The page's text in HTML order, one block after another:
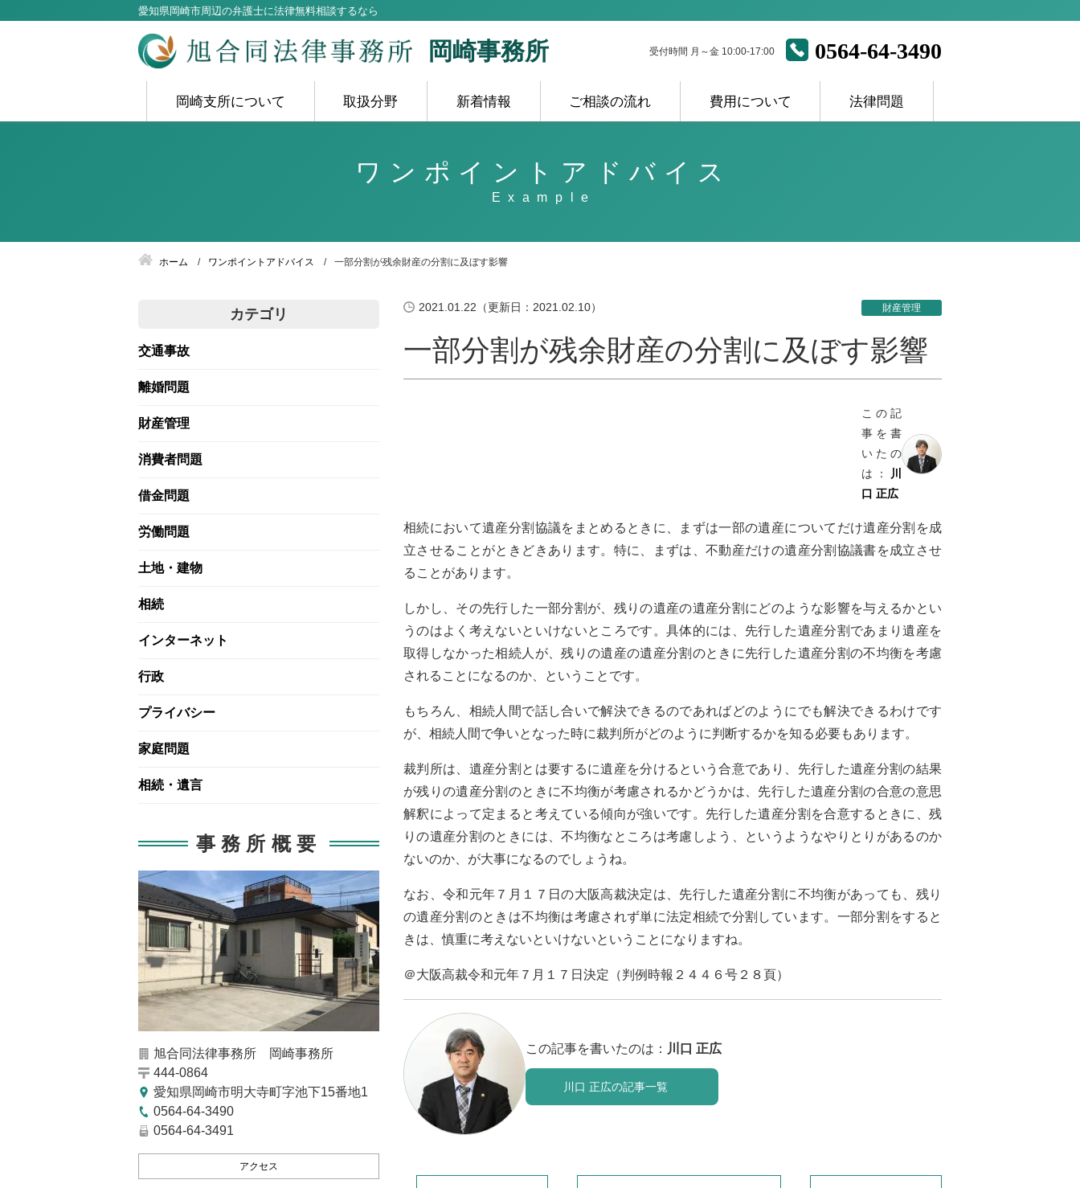
愛知県岡崎市周辺の弁護士に法律無料相談するなら
岡崎事務所 受付時間 月～金 10:00-17:00 0564-64-3490
岡崎支所について 取扱分野 新着情報 ご相談の流れ 費用について 法律問題
ワンポイントアドバイス
ホーム ワンポイントアドバイス 一部分割が残余財産の分割に及ぼす影響
2021.01.22（更新日：2021.02.10） 財産管理
一部分割が残余財産の分割に及ぼす影響
この記
事を書
いたの
は：
川
口 正広
相続において遺産分割協議をまとめるときに、まずは一部の遺産についてだけ遺産分割を成
立させることがときどきあります。特に、まずは、不動産だけの遺産分割協議書を成立させ
ることがあります。
しかし、その先行した一部分割が、残りの遺産の遺産分割にどのような影響を与えるかとい
うのはよく考えないといけないところです。具体的には、先行した遺産分割であまり遺産を
取得しなかった相続人が、残りの遺産の遺産分割のときに先行した遺産分割の不均衡を考慮
されることになるのか、ということです。
もちろん、相続人間で話し合いで解決できるのであればどのようにでも解決できるわけです
が、相続人間で争いとなった時に裁判所がどのように判断するかを知る必要もあります。
裁判所は、遺産分割とは要するに遺産を分けるという合意であり、先行した遺産分割の結果
が残りの遺産分割のときに不均衡が考慮されるかどうかは、先行した遺産分割の合意の意思
解釈によって定まると考えている傾向が強いです。先行した遺産分割を合意するときに、残
りの遺産分割のときには、不均衡なところは考慮しよう、というようなやりとりがあるのか
ないのか、が大事になるのでしょうね。
なお、令和元年７月１７日の大阪高裁決定は、先行した遺産分割に不均衡があっても、残り
の遺産分割のときは不均衡は考慮されず単に法定相続で分割しています。一部分割をすると
きは、慎重に考えないといけないということになりますね。
＠大阪高裁令和元年７月１７日決定（判例時報２４４６号２８頁）
この記事を書いたのは： 川口 正広
川口 正広の記事一覧
カテゴリ
交通事故
離婚問題
財産管理
消費者問題
借金問題
労働問題
土地・建物
相続
インターネット
行政
プライバシー
家庭問題
相続・遺言
事務所概要
旭合同法律事務所 岡崎事務所
444-0864
愛知県岡崎市明大寺町字池下15番地1
0564-64-3490
0564-64-3491
アクセス